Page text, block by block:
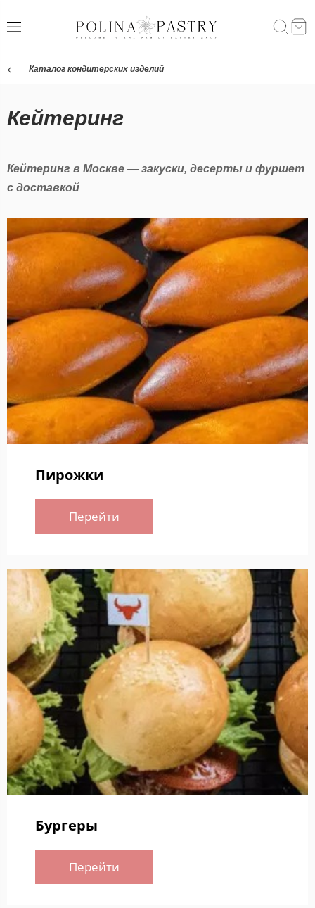
Каталог кондитерских изделий
Кейтеринг
Кейтеринг в Москве — закуски, десерты и фуршет
с доставкой
Пирожки
Перейти
Бургеры
Перейти